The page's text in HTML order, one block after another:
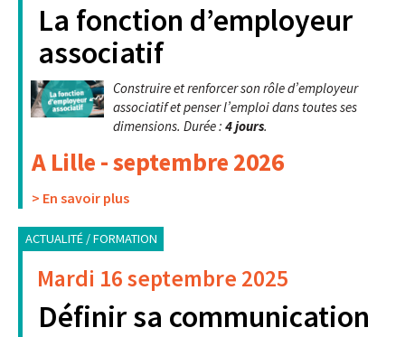
La fonction d’employeur
associatif
Construire et renforcer son rôle d’employeur
associatif et penser l’emploi dans toutes ses
dimensions. Durée : 4 jours.
A Lille - septembre 2026
> En savoir plus
ACTUALITÉ / FORMATION
Mardi 16 septembre 2025
Définir sa communication